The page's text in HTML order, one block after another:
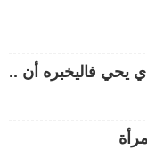
يحي فاليخبره أن ..